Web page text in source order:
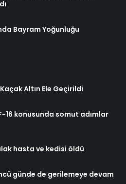
Bayram Yoğunluğu
Altın Ele Geçirildi
16 konusunda somut adımlar
hasta ve kedisi öldü
günde de gerilemeye devam